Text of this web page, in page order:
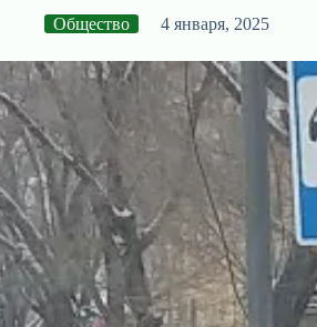
Общество 4 января, 2025